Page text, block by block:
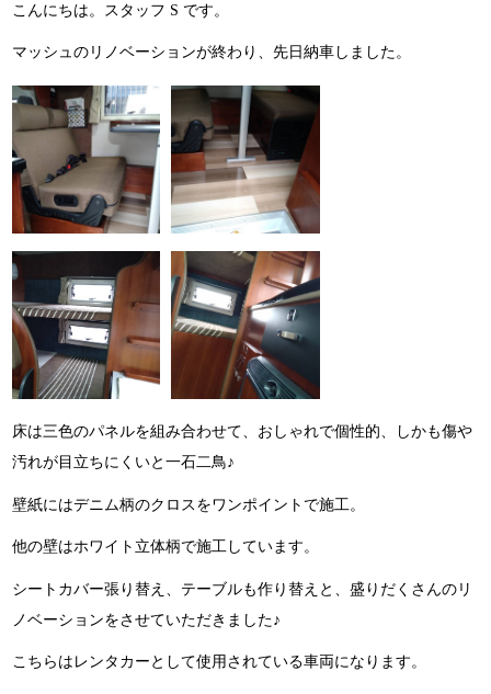
こんにちは。スタッフ S です。
マッシュのリノベーションが終わり、先日納車しました。
床は三色のパネルを組み合わせて、おしゃれで個性的、しかも傷や
汚れが目立ちにくいと一石二鳥♪
壁紙にはデニム柄のクロスをワンポイントで施工。
他の壁はホワイト立体柄で施工しています。
シートカバー張り替え、テーブルも作り替えと、盛りだくさんのリ
ノベーションをさせていただきました♪
こちらはレンタカーとして使用されている車両になります。